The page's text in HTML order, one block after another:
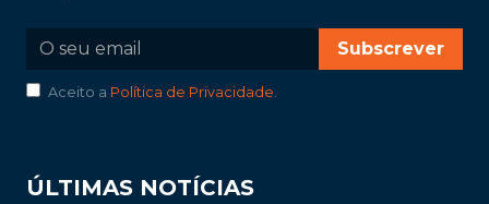
Subscrever
Aceito a Política de Privacidade
ÚLTIMAS NOTÍCIAS